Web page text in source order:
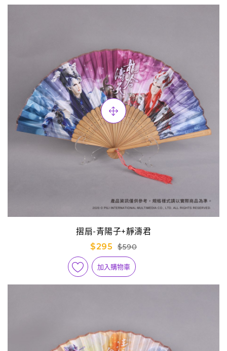
摺扇-青陽子+靜濤君
$295
$590
加入購物車